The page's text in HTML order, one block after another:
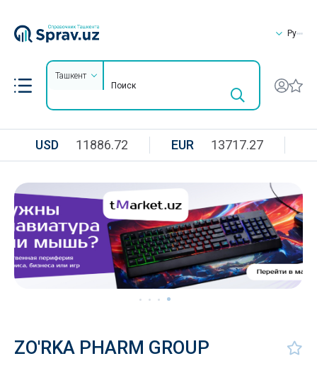
Ру
Ташкент
USD 11886.72 EUR 13717.27
ZO'RKA PHARM GROUP